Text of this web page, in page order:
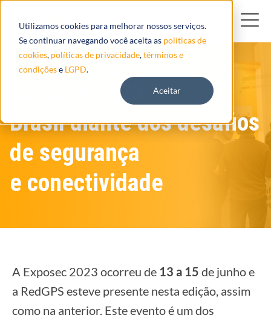
Utilizamos cookies para melhorar nossos serviços.
Se continuar navegando você aceita as políticas de
cookies, políticas de privacidade,términos e
condiçõese LGPD.
Aceitar
Exposec 2023:
Brasil diante dos desafios
de segurança
e conectividade
A Exposec 2023 ocorreu de 13 a 15 de junho e
a RedGPS esteve presente nesta edição, assim
como na anterior. Este evento é um dos